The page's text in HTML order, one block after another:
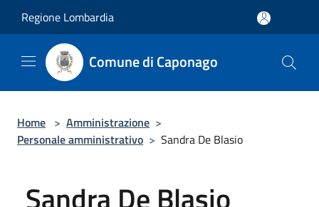
Regione Lombardia
Comune di Caponago
Home > Amministrazione >
Personale amministrativo > Sandra De Blasio